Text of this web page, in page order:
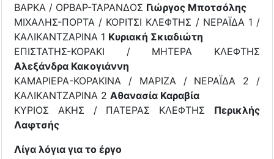
ΒΑΡΚΑ / ΟΡΒΑΡ-ΤΑΡΑΝΔΟΣ Γιώργος Μποτσόλης
ΜΙΧΑΛΗΣ-ΠΟΡΤΑ / ΚΟΡΙΤΣΙ ΚΛΕΦΤΗΣ / ΝΕΡΑΪΔΑ 1 /
ΚΑΛΙΚΑΝΤΖΑΡΙΝΑ 1 Κυριακή Σκιαδιώτη
ΕΠΙΣΤΑΤΗΣ-ΚΟΡΑΚΙ / ΜΗΤΕΡΑ ΚΛΕΦΤΗΣ
Αλεξάνδρα Κακογιάννη
ΚΑΜΑΡΙΕΡΑ-ΚΟΡΑΚΙΝΑ / ΜΑΡΙΖΑ / ΝΕΡΑΪΔΑ 2 /
ΚΑΛΙΚΑΝΤΖΑΡΙΝΑ 2 Αθανασία Καραβία
ΚΥΡΙΟΣ ΑΚΗΣ / ΠΑΤΕΡΑΣ ΚΛΕΦΤΗΣ Περικλής
Λαφτσής
Λίγα λόγια για το έργο